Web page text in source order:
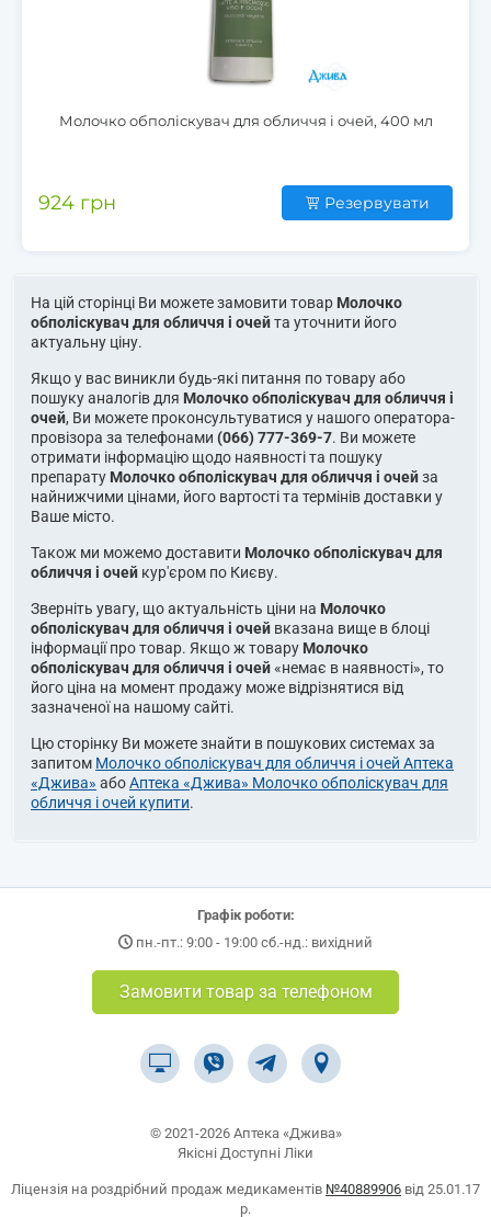
Молочко обполіскувач для обличчя і очей, 400 мл
Резервувати
924 грн
На цій сторінці Ви можете замовити товар Молочко
обполіскувач для обличчя і очейта уточнити його
актуальну ціну.
Якщо у вас виникли будь-які питання по товару або
пошуку аналогів для Молочко обполіскувач для обличчя і
очей, Ви можете проконсультуватися у нашого оператора-
провізора за телефонами (066) 777-369-7. Ви можете
отримати інформацію щодо наявності та пошуку
препарату Молочко обполіскувач для обличчя і очейза
найнижчими цінами, його вартості та термінів доставки у
Ваше місто.
Також ми можемо доставити Молочко обполіскувач для
обличчя і очей кур'єром по Києву.
Зверніть увагу, що актуальність ціни на Молочко
обполіскувач для обличчя і очей вказана вище в блоці
інформації про товар. Якщо ж товару Молочко
обполіскувач для обличчя і очей«немає в наявності», то
його ціна на момент продажу може відрізнятися від
зазначеної на нашому сайті.
Цю сторінку Ви можете знайти в пошукових системах за
запитом Молочко обполіскувач для обличчя і очей Аптека
«Джива» абоАптека «Джива» Молочко обполіскувач для
обличчя і очей купити.
Графік роботи:
пн.-пт.: 9:00 - 19:00 сб.-нд.: вихідний
Замовити товар за телефоном
© 2021-2026 Аптека «Джива»
Якісні Доступні Ліки
Ліцензія на роздрібний продаж медикаментів №40889906 від 25.01.17
р.